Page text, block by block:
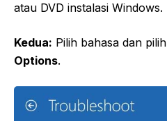
atau DVD instalasi Windows.
Kedua: Pilih bahasa dan
Options.